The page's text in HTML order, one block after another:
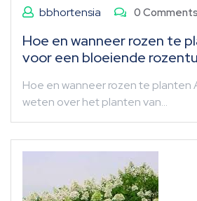
bbhortensia 0 Comments
Hoe en wanneer rozen te
voor een bloeiende
Hoe en wanneer rozen te planten
weten over het planten van…